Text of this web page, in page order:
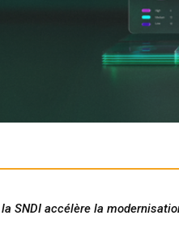
la SNDI accélère la